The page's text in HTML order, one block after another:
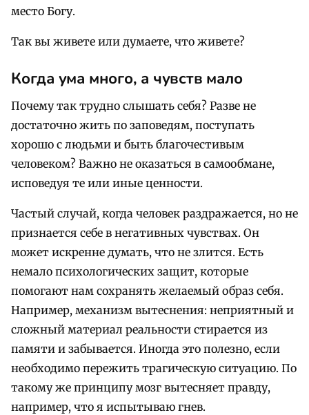
место Богу.
Так вы живете или думаете, что живете?
Когда ума много, а чувств мало
Почему так трудно слышать себя? Разве не
достаточно жить по заповедям, поступать
хорошо с людьми и быть благочестивым
человеком? Важно не оказаться в самообмане,
исповедуя те или иные ценности.
Частый случай, когда человек раздражается, но не
признается себе в негативных чувствах. Он
может искренне думать, что не злится. Есть
немало психологических защит, которые
помогают нам сохранять желаемый образ себя.
Например, механизм вытеснения: неприятный и
сложный материал реальности стирается из
памяти и забывается. Иногда это полезно, если
необходимо пережить трагическую ситуацию. По
такому же принципу мозг вытесняет правду,
например, что я испытываю гнев.